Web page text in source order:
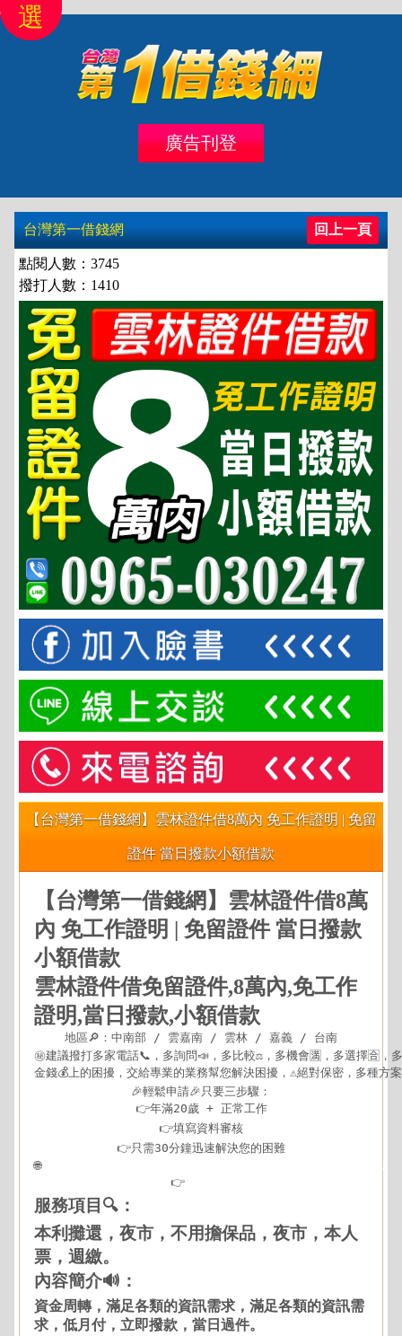
桃竹苗 中彰投
選
廣告刊登
台灣第一借錢網 回上一頁
點閱人數：3745
撥打人數：1410
【台灣第一借錢網】雲林證件借8萬內 免工作證明 | 免留
證件 當日撥款小額借款
【台灣第一借錢網】雲林證件借8萬
內 免工作證明 | 免留證件 當日撥款
小額借款
雲林證件借免留證件,8萬內,免工作
證明,當日撥款,小額借款
地區🔎：中南部 / 雲嘉南 / 雲林 / 嘉義 / 台南
㊙建議撥打多家電話📞，多詢問📣，多比較⚖，多機會🈵，多選擇🈴，
金錢💰上的困擾，交給專業的業務幫您解決困擾，⚠️絕對保密，多種
🎉輕鬆申請🎉只要三步驟：
👉年滿20歲 + 正常工作
👉填寫資料審核
👉只需30分鐘迅速解決您的困難
🌐https://xn--nwqv6gj47avy5a.com/centralsouth.html
👉
服務項目🔍：
本利攤還，夜市，不用擔保品，夜市，本人
票，週繳。
內容簡介🔊：
資金周轉，滿足各類的資訊需求，滿足各類的資訊需
求，低月付，立即撥款，當日過件。